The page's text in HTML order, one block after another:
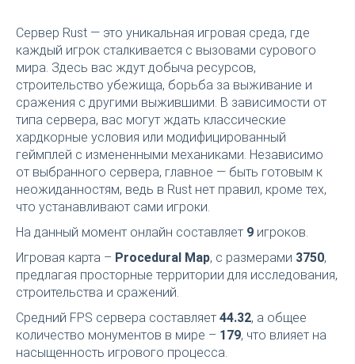
Сервер Rust — это уникальная игровая среда, где
каждый игрок сталкивается с вызовами сурового
мира. Здесь вас ждут добыча ресурсов,
строительство убежища, борьба за выживание и
сражения с другими выжившими. В зависимости от
типа сервера, вас могут ждать классические
хардкорные условия или модифицированный
геймплей с измененными механиками. Независимо
от выбранного сервера, главное — быть готовым к
неожиданностям, ведь в Rust нет правил, кроме тех,
что устанавливают сами игроки.
На данный момент онлайн составляет 9 игроков.
Игровая карта – Procedural Map, с размерами 3750,
предлагая просторные территории для исследования,
строительства и сражений.
Средний FPS сервера составляет 44.32, а общее
количество монументов в мире – 179, что влияет на
насыщенность игрового процесса.